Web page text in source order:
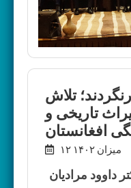
تلاش
تاریخی و
افغانستان
۱۲ میزان ۱۴۰۲
داوود مرادیان